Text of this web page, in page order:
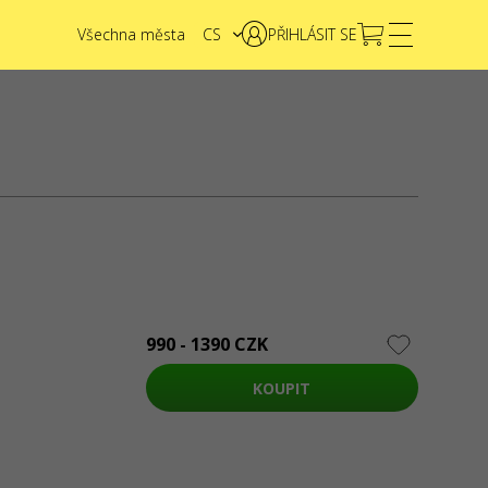
Všechna města
CS
PŘIHLÁSIT SE
Napište nám
990 - 1390 CZK
KOUPIT